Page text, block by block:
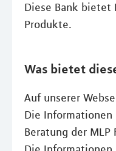
Diese Bank bietet
Produkte.
Was bietet
Auf unserer
Die Informationen
Beratung der MLP